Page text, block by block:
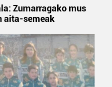
Zumarragako mus
aita-semeak